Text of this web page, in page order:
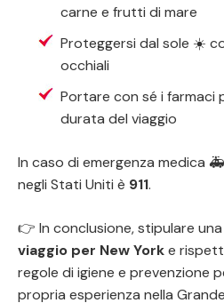
carne e frutti di mare
Proteggersi dal sole ☀️
occhiali
Portare con sé i farmaci
durata del viaggio
In caso di emergenza medica
negli Stati Uniti è 911.
👉 In conclusione, stipulare una
viaggio per New Yorke
regole di igiene e prevenzione
propria esperienza nella